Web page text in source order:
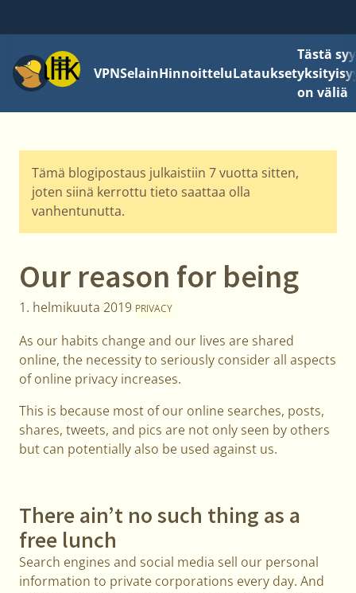
Valikko
VPNSelainHinnoitteluLataukset
Tästä
on väliä
Tämä blogipostaus julkaistiin 7 vuotta sitten,
joten siinä kerrottu tieto saattaa olla
vanhentunutta.
Our reason for being
1. helmikuuta 2019 PRIVACY
As our habits change and our lives are shared
online, the necessity to seriously consider all aspects
of online privacy increases.
This is because most of our online searches, posts,
shares, tweets, and pics are not only seen by others
but can potentially also be used against us.
There ain’t no such thing as a
free lunch
Search engines and social media sell our personal
information to private corporations every day. And